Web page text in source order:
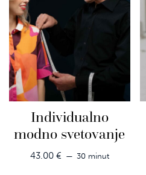
Individualno
modno svetovanje
43.00 € 30 minut